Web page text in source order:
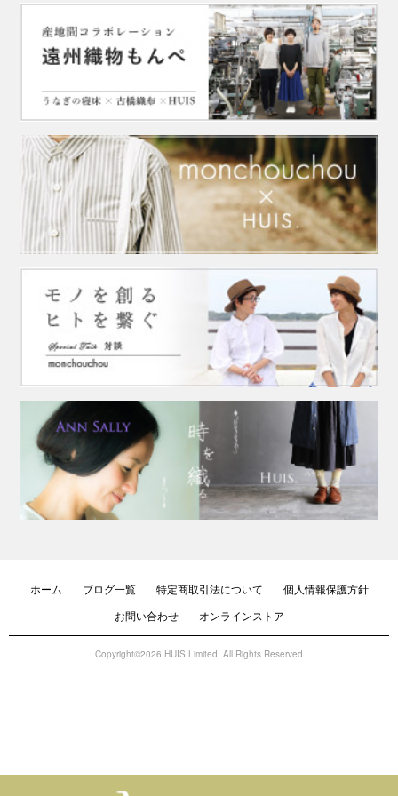
ホーム ブログ一覧 特定商取引法について
個人情報保護方針
お問い合わせ
オンラインストア
Copyright©2026 HUIS Limited. All Rights Reserved